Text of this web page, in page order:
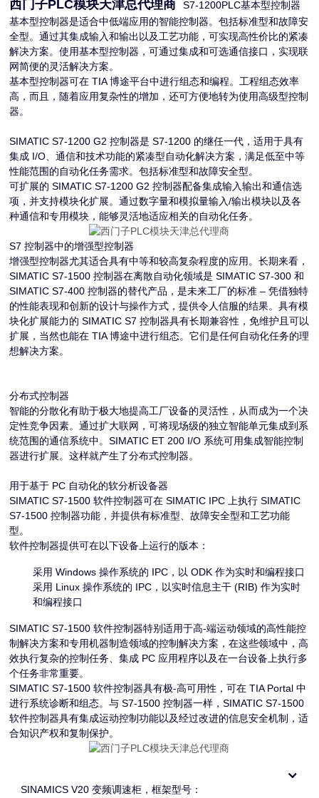
西门子PLC模块天津总代理商
S7-1200PLC基本型控制器
基本型控制器是适合中低端应用的智能控制器。包括标准型和故障安
全型。通过其集成输入和输出以及工艺功能，可实现高性价比的紧凑
解决方案。使用基本型控制器，可通过集成和可选通信接口，实现联
网简便的灵活解决方案。
基本型控制器可在 TIA 博途平台中进行组态和编程。工程组态效率
高，而且，随着应用复杂性的增加，还可方便地转为使用高级型控制
器。
SIMATIC S7-1200 G2 控制器是 S7-1200 的继任一代，适用于具有
集成 I/O、通信和技术功能的紧凑型自动化解决方案，满足低至中等
性能范围的自动化任务需求。包括标准型和故障安全型。
可扩展的 SIMATIC S7-1200 G2 控制器配备集成输入输出和通信选
项，并支持模块化扩展。通过数字量和模拟量输入/输出模块以及各
种通信和专用模块，能够灵活地适应相关的自动化任务。
S7 控制器中的增强型控制器
增强型控制器尤其适合具有中等和较高复杂程度的应用。长期来看，
SIMATIC S7-1500 控制器在离散自动化领域是 SIMATIC S7-300 和
SIMATIC S7-400 控制器的替代产品，是未来工厂的标准 – 凭借独特
的性能表现和创新的设计与操作方式，提供令人信服的结果。具有模
块化扩展能力的 SIMATIC S7 控制器具有长期兼容性，免维护且可以
扩展，当然也能在 TIA 博途中进行组态。它们是任何自动化任务的理
想解决方案。
分布式控制器
智能的分散化有助于极大地提高工厂设备的灵活性，从而成为一个决
定性竞争因素。通过扩大联网，可将现场级的独立智能单元集成到系
统范围的通信系统中。SIMATIC ET 200 I/O 系统可用集成智能控制
器进行扩展。这样就产生了分布式控制器。
用于基于 PC 自动化的软分析设备器
SIMATIC S7-1500 软件控制器可在 SIMATIC IPC 上执行 SIMATIC
S7-1500 控制器功能，并提供有标准型、故障安全型和工艺功能
型。
软件控制器提供可在以下设备上运行的版本：
采用 Windows 操作系统的 IPC，以 ODK 作为实时和编程接口
采用 Linux 操作系统的 IPC，以实时信息主干 (RIB) 作为实时
和编程接口
SIMATIC S7-1500 软件控制器特别适用于高-端运动领域的高性能控
制解决方案和专用机器制造领域的控制解决方案，在这些领域中，高
效执行复杂的控制任务、集成 PC 应用程序以及在一台设备上执行多
个任务非常重要。
SIMATIC S7-1500 软件控制器具有极-高可用性，可在 TIA Portal 中
进行系统诊断和组态。与 S7-1500 控制器一样，SIMATIC S7-1500
软件控制器具有集成运动控制功能以及经过改进的信息安全机制，适
合知识产权和复制保护。
SINAMICS V20 变频调速柜，框架型号：